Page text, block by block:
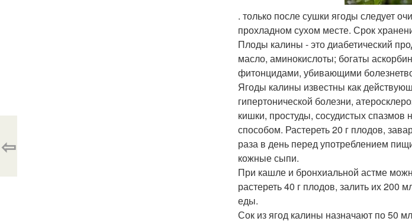
. только после сушки ягоды следует
прохладном сухом месте. Срок
Плоды калины - это диабетический
масло, аминокислоты; богаты
фитонцидами, убивающими
Ягоды калины известны как
гипертонической болезни,
кишки, простуды, сосудистых
способом. Растереть 20 г плодов,
раза в день перед употреблением
кожные сыпи.
При кашле и бронхиальной астме
растереть 40 г плодов, залить их 200
еды.
Сок из ягод калины назначают по 50
⇦